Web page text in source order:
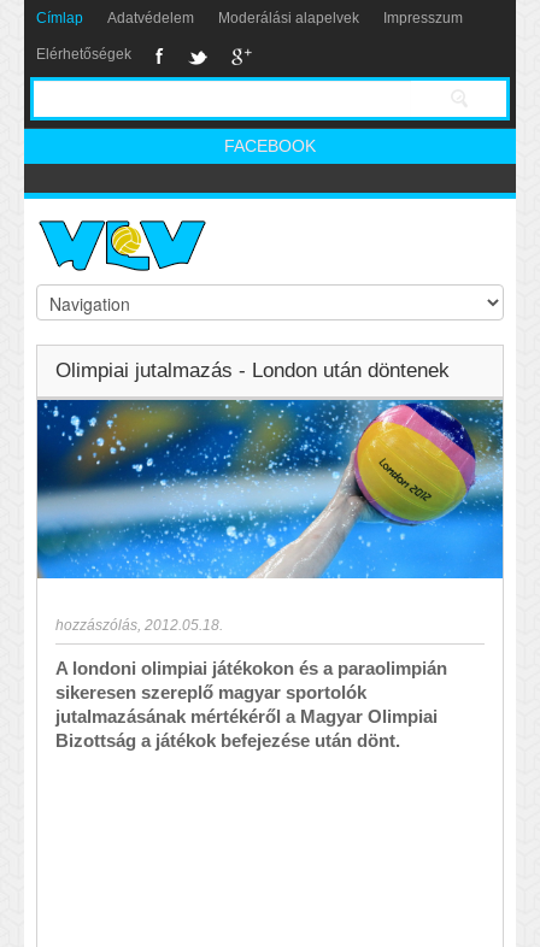
Címlap Adatvédelem Moderálási alapelvek Impresszum
Elérhetőségek
FACEBOOK
Olimpiai jutalmazás - London után döntenek
hozzászólás 2012.05.18.
A londoni olimpiai játékokon és a paraolimpián
sikeresen szereplő magyar sportolók
jutalmazásának mértékéről a Magyar Olimpiai
Bizottság a játékok befejezése után dönt.